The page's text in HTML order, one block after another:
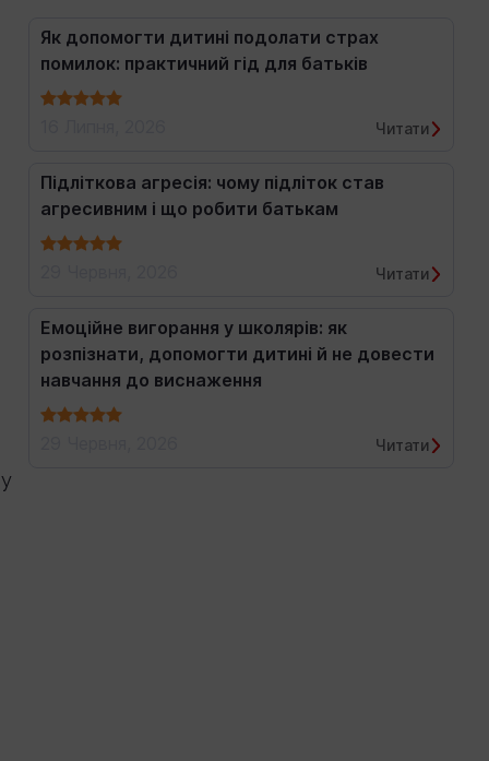
Як допомогти дитині подолати страх
помилок: практичний гід для батьків
Читати
Підліткова агресія: чому підліток став
агресивним і що робити батькам
Читати
Емоційне вигорання у школярів: як
розпізнати, допомогти дитині й не довести
навчання до виснаження
Читати